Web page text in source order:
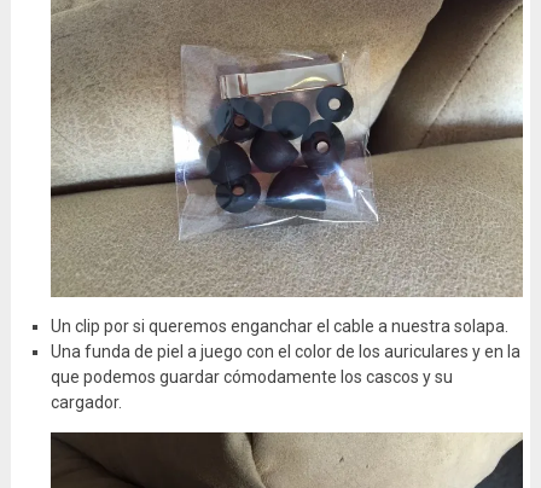
Un clip por si queremos enganchar el cable a nuestra solapa.
Una funda de piel a juego con el color de los auriculares y en la
que podemos guardar cómodamente los cascos y su
cargador.